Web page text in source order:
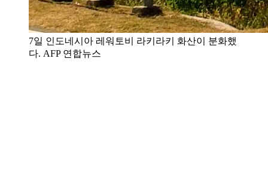
7일 인도네시아 레워토비 라키라키 화산이 분화했
다. AFP 연합뉴스